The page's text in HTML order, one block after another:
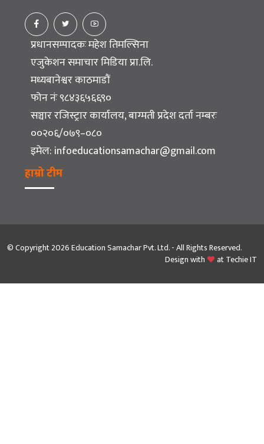
प्रधानसम्पादकः महेश तिमल्सिना
एजुकेशन समाचार मिडिया प्रा.लि.
मध्यबानेश्वर काठमाडौं
फोन नंः ९८४३६५६६९०
सञ्चार रजिस्ट्रार कार्यालय, बाग्मती प्रदेश दर्ता नम्बरः
००२०६/०७९–०८०
इमेल: infoeducationsamachar@gmail.com
हाम्रो टीम
© Copyright 2026 Education Samachar Pvt. Ltd. - All Rights Reserved.
Design with
atTechie IT